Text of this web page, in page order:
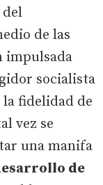
del
de las
impulsada
socialista
la fidelidad de
vez se
una manifa
de